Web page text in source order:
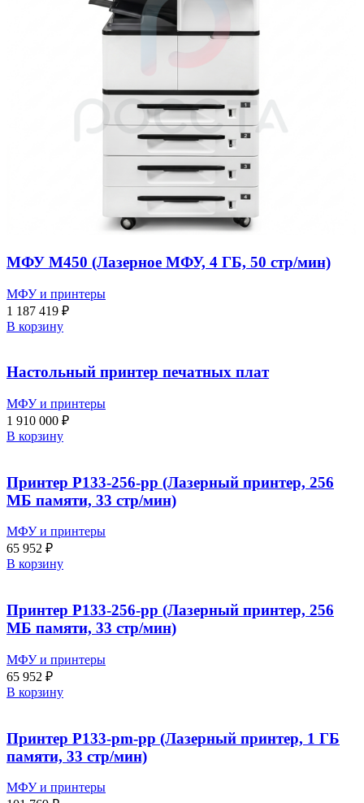
МФУ M450 (Лазерное МФУ, 4 ГБ, 50 стр/мин)
МФУ и принтеры
1 187 419 ₽
В корзину
Настольный принтер печатных плат
МФУ и принтеры
1 910 000 ₽
В корзину
Принтер P133-256-pp (Лазерный принтер, 256
МБ памяти, 33 стр/мин)
МФУ и принтеры
65 952 ₽
В корзину
Принтер P133-256-pp (Лазерный принтер, 256
МБ памяти, 33 стр/мин)
МФУ и принтеры
65 952 ₽
В корзину
Принтер P133-pm-pp (Лазерный принтер, 1 ГБ
памяти, 33 стр/мин)
МФУ и принтеры